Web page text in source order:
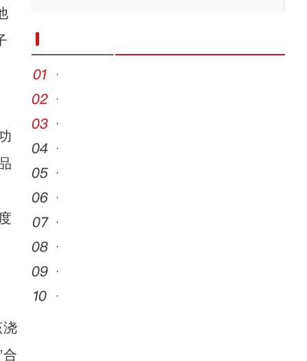
浇
·
·
·
·
·
·
·
·
·
·